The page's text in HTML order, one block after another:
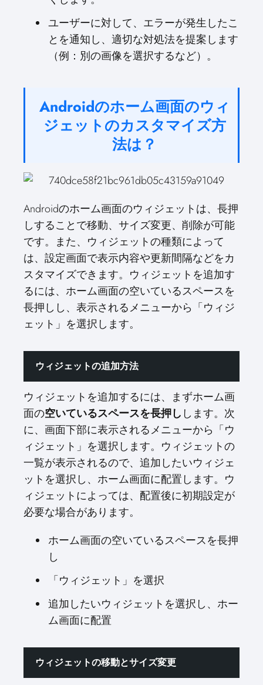
ユーザーに対して、エラーが発生したこ
とを通知し、適切な対処法を提案します
（例：別の画像を選択するなど）。
Androidのホーム画面のウィ
ジェットのカスタマイズ方
法は？
Androidのホーム画面のウィジェットは、長押
しすることで移動、サイズ変更、削除が可能
です。また、ウィジェットの種類によって
は、設定画面で表示内容や更新間隔などをカ
スタマイズできます。ウィジェットを追加す
るには、ホーム画面の空いているスペースを
長押しし、表示されるメニューから「ウィジ
ェット」を選択します。
ウィジェットの追加方法
ウィジェットを追加するには、まずホーム画
面の空いているスペースを長押し します。次
に、画面下部に表示されるメニューから「ウ
ィジェット」を選択します。ウィジェットの
一覧が表示されるので、追加したいウィジェ
ットを選択し、ホーム画面に配置します。ウ
ィジェットによっては、配置後に初期設定が
必要な場合があります。
ホーム画面の空いているスペースを長押
し
「ウィジェット」を選択
追加したいウィジェットを選択し、ホー
ム画面に配置
ウィジェットの移動とサイズ変更